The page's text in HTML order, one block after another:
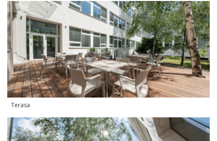
Terasa